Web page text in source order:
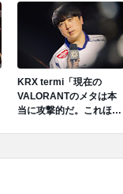
ーバータイムまで行け
た。そこはチームとして
は成長できたと思う。」
KRX termi「現在の
VALORANTのメタは本
当に攻撃的だ。これほど